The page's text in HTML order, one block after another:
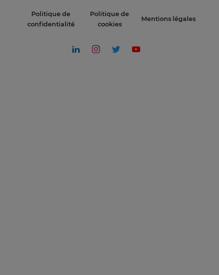
Politique de
confidentialité
Politique de
cookies
Mentions légales